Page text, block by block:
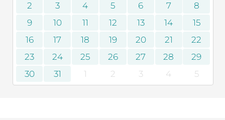
2
3 4 5 6 7
8
9
10 11 12 13 14
15
16
17 18 19 20 21
22
23
24 25 26 27 28
29
30
31 1 2 3 4 5